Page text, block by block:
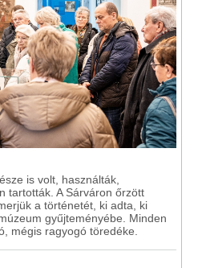
is volt, használták,
tartották. A Sárváron őrzött
a történetét, ki adta, ki
gyűjteményébe. Minden
mégis ragyogó töredéke.